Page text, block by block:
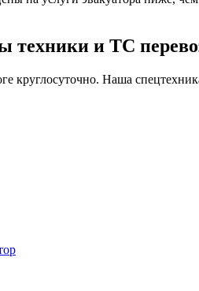
техники и ТС
круглосуточно. Наша